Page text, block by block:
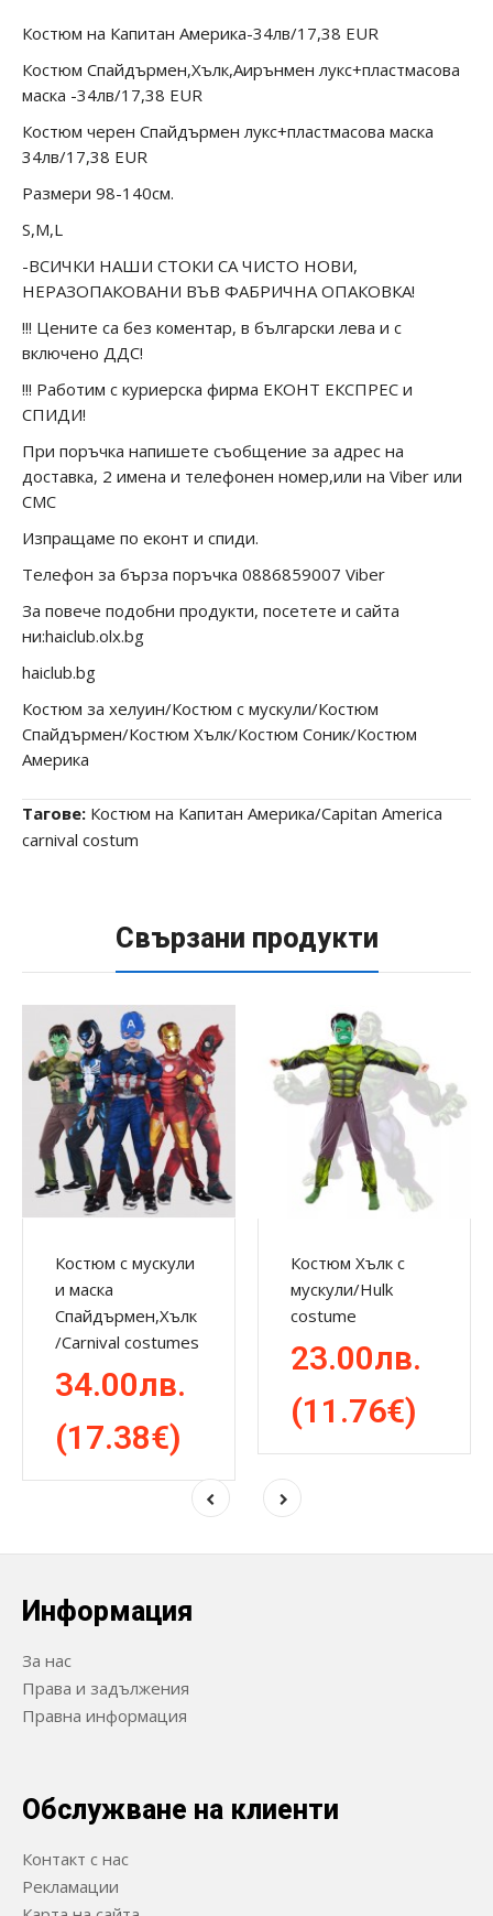
Костюм на Капитан Америка-34лв/17,38 EUR
Костюм Спайдърмен,Хълк,Аирънмен лукс+пластмасова
маска -34лв/17,38 EUR
Костюм черен Спайдърмен лукс+пластмасова маска
34лв/17,38 EUR
Размери 98-140см.
S,M,L
-ВСИЧКИ НАШИ СТОКИ СА ЧИСТО НОВИ,
НЕРАЗОПАКОВАНИ ВЪВ ФАБРИЧНА ОПАКОВКА!
!!! Цените са без коментар, в български лева и с
включено ДДС!
!!! Работим с куриерска фирма ЕКОНТ ЕКСПРЕС и
СПИДИ!
При поръчка напишете съобщение за адрес на
доставка, 2 имена и телефонен номер,или на Viber или
СМС
Изпращаме по еконт и спиди.
Телефон за бърза поръчка 0886859007 Viber
За повече подобни продукти, посетете и сайта
ни:haiclub.olx.bg
haiclub.bg
Костюм за хелуин/Костюм с мускули/Костюм
Спайдърмен/Костюм Хълк/Костюм Соник/Костюм
Америка
Тагове: Костюм на Капитан Америка/Capitan America
carnival costum
Свързани продукти
Костюм с мускули
и маска
Спайдърмен,Хълк
/Carnival costumes
34.00лв.
(17.38€)
Костюм Хълк с
мускули/Hulk
costume
23.00лв.
(11.76€)
Информация
За нас
Права и задължения
Правна информация
Обслужване на клиенти
Контакт с нас
Рекламации